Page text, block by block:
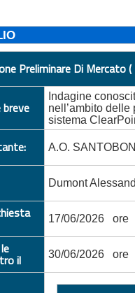
Preliminare Di Mercato
breve
Indagine
nell’ambito
sistema
A.O.
Dumont
17/06/2026 ore
il 30/06/2026 ore